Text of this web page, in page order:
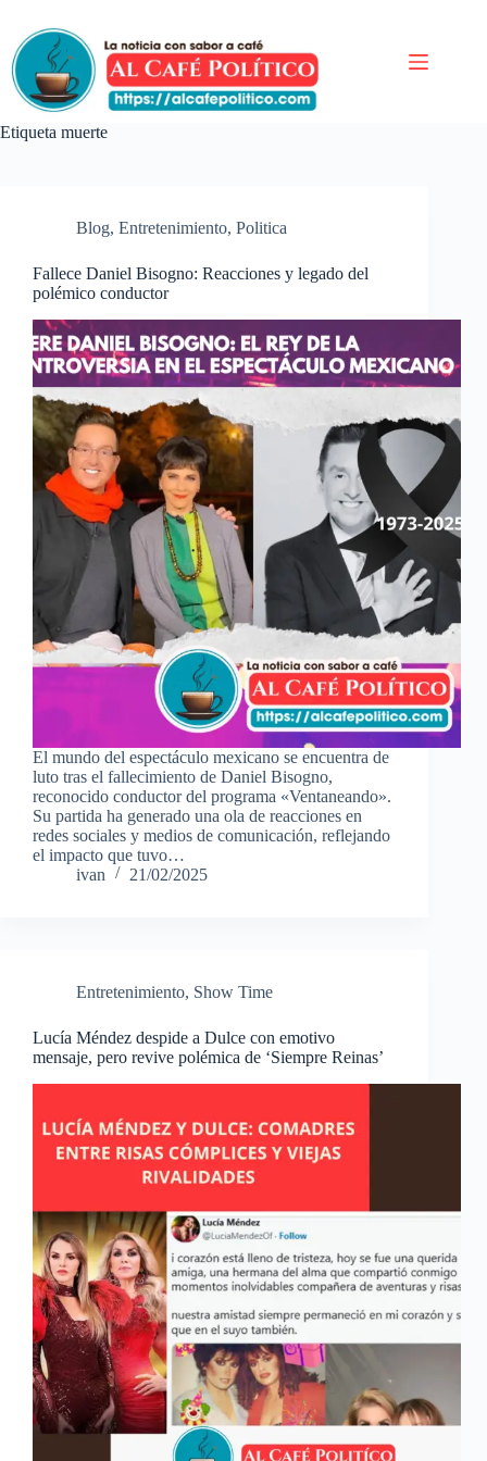
contenido
Etiqueta muerte
Blog, Entretenimiento, Politica
Fallece Daniel Bisogno: Reacciones y legado del
polémico conductor
El mundo del espectáculo mexicano se encuentra de
luto tras el fallecimiento de Daniel Bisogno,
reconocido conductor del programa «Ventaneando».
Su partida ha generado una ola de reacciones en
redes sociales y medios de comunicación, reflejando
el impacto que tuvo…
ivan
21/02/2025
Entretenimiento, Show Time
Lucía Méndez despide a Dulce con emotivo
mensaje, pero revive polémica de ‘Siempre Reinas’